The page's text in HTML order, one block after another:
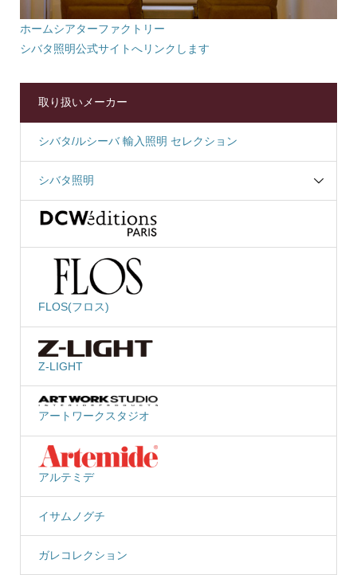
ホームシアターファクトリー
シバタ照明公式サイトへリンクします
取り扱いメーカー
シバタ/ルシーバ 輸入照明 セレクション
シバタ照明
FLOS(フロス)
Z-LIGHT
アートワークスタジオ
アルテミデ
イサムノグチ
ガレコレクション